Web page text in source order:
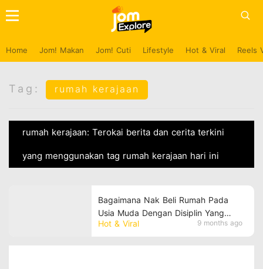
Home Jom! Makan Jom! Cuti Lifestyle Hot & Viral Reels
Tag: rumah kerajaan
rumah kerajaan: Terokai berita dan cerita terkini
yang menggunakan tag rumah kerajaan hari ini
Hot & Viral 9 months ago
Bagaimana Nak Beli Rumah Pada
Usia Muda Dengan Disiplin Yang
Tinggi